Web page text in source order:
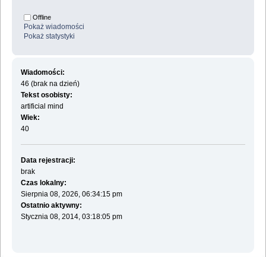
Offline
Pokaż wiadomości
Pokaż statystyki
Wiadomości:
46 (brak na dzień)
Tekst osobisty:
artificial mind
Wiek:
40
Data rejestracji:
brak
Czas lokalny:
Sierpnia 08, 2026, 06:34:15 pm
Ostatnio aktywny:
Stycznia 08, 2014, 03:18:05 pm